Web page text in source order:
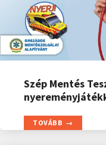
Szép Mentés
TOVÁBB